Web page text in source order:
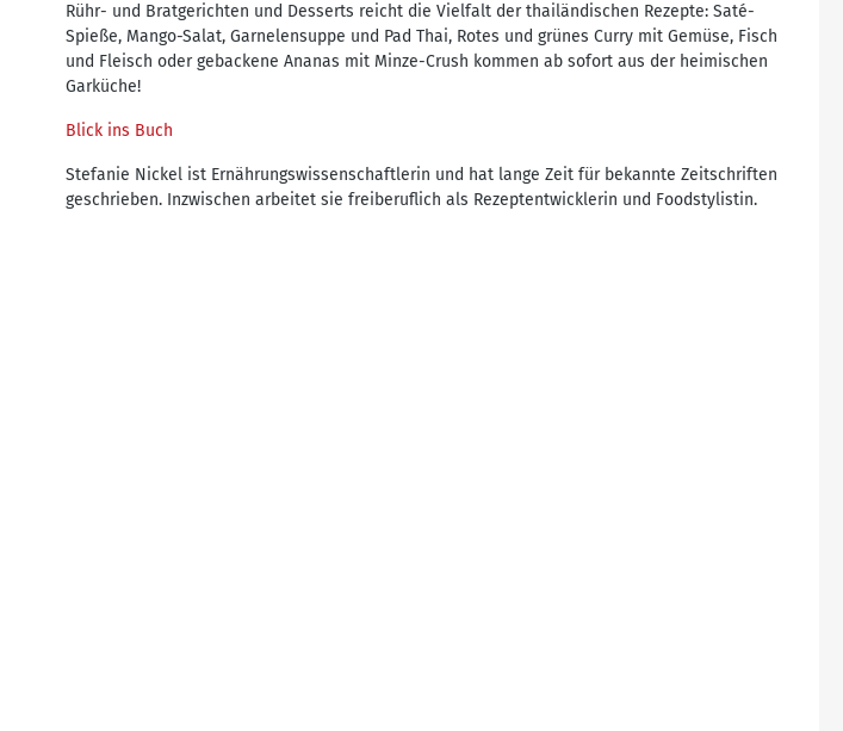
Rühr- und Bratgerichten und Desserts reicht die Vielfalt der thailändischen Rezepte: Saté-
Spieße, Mango-Salat, Garnelensuppe und Pad Thai, Rotes und grünes Curry mit Gemüse, Fisch
und Fleisch oder gebackene Ananas mit Minze-Crush kommen ab sofort aus der heimischen
Garküche!
Blick ins Buch
Stefanie Nickel ist Ernährungswissenschaftlerin und hat lange Zeit für bekannte Zeitschriften
geschrieben. Inzwischen arbeitet sie freiberuflich als Rezeptentwicklerin und Foodstylistin.